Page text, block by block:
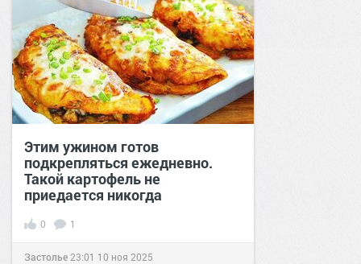
Этим ужином готов
подкрепляться ежедневно.
Такой картофель не
приедается никогда
0 1
Застолье 23:01 10 ноя 2025